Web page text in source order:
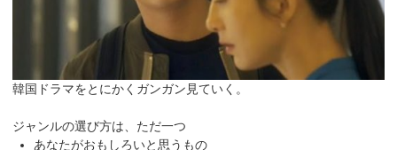
韓国ドラマをとにかくガンガン見ていく。
ジャンルの選び方は、ただ一つ
あなたがおもしろいと思うもの